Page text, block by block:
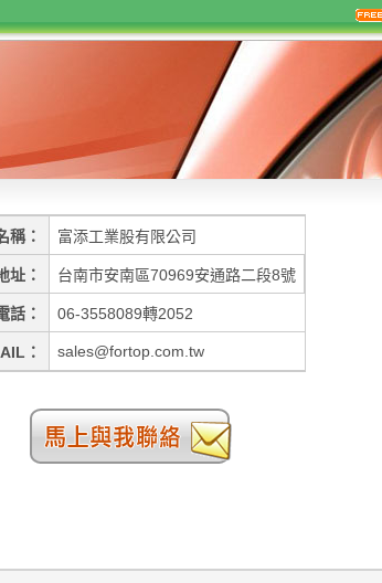
稱 富添工業股有限公司
址 台南市安南區70969安通路二段8號
話 06-3558089轉2052
sales@fortop.com.tw